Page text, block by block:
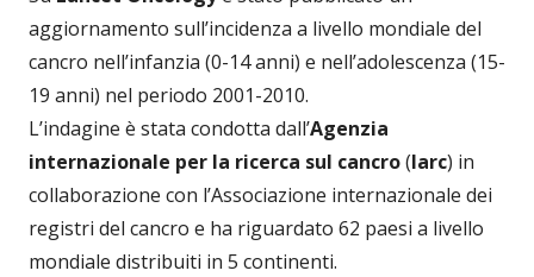
aggiornamento sull’incidenza a livello mondiale del
cancro nell’infanzia (0-14 anni) e nell’adolescenza (15-
19 anni) nel periodo 2001-2010.
L’indagine è stata condotta dall’Agenzia
internazionale per la ricerca sul cancro(Iarc) in
collaborazione con l’Associazione internazionale dei
registri del cancro e ha riguardato 62 paesi a livello
mondiale distribuiti in 5 continenti.